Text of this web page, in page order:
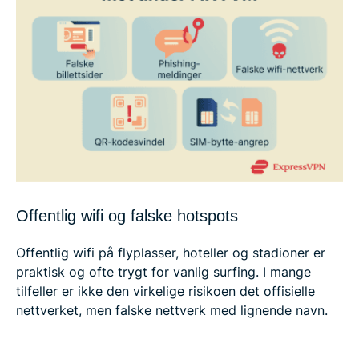
Offentlig wifi og falske hotspots
Offentlig wifi på flyplasser, hoteller og stadioner er
praktisk og ofte trygt for vanlig surfing. I mange
tilfeller er ikke den virkelige risikoen det offisielle
nettverket, men falske nettverk med lignende navn.